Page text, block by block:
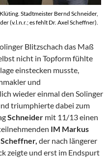
Stadtmeister Bernd Schneider,
(v.l.n.r.; es fehlt Dr. Axel Scheffner).
Blitzschach das Maß
nicht in Topform fühlte
einstecken musste,
und
wieder einmal den Solinger
triumphierte dabei zum
Schneider mit 11/13 einen
IM Markus
der nach längerer
zeigte und erst im Endspurt